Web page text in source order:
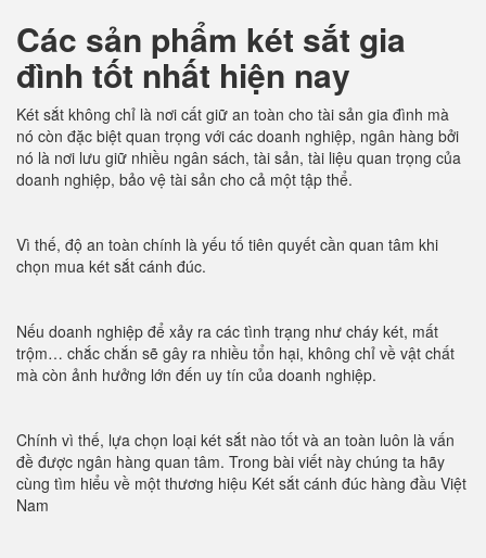
Các sản phẩm két sắt gia
đình tốt nhất hiện nay
Két sắt không chỉ là nơi cất giữ an toàn cho tài sản gia đình mà
nó còn đặc biệt quan trọng với các doanh nghiệp, ngân hàng bởi
nó là nơi lưu giữ nhiều ngân sách, tài sản, tài liệu quan trọng của
doanh nghiệp, bảo vệ tài sản cho cả một tập thể.
Vì thế, độ an toàn chính là yếu tố tiên quyết cần quan tâm khi
chọn mua két sắt cánh đúc.
Nếu doanh nghiệp để xảy ra các tình trạng như cháy két, mất
trộm… chắc chắn sẽ gây ra nhiều tổn hại, không chỉ về vật chất
mà còn ảnh hưởng lớn đến uy tín của doanh nghiệp.
Chính vì thế, lựa chọn loại két sắt nào tốt và an toàn luôn là vấn
đề được ngân hàng quan tâm. Trong bài viết này chúng ta hãy
cùng tìm hiểu về một thương hiệu Két sắt cánh đúc hàng đầu Việt
Nam